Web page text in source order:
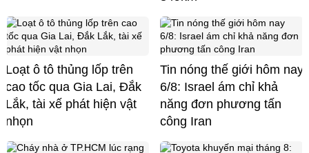
Loạt ô tô thủng lốp trên
cao tốc qua Gia Lai, Đắk
Lắk, tài xế phát hiện vật
nhọn
Tin nóng thế giới hôm nay
6/8: Israel ám chỉ khả
năng đơn phương tấn
công Iran